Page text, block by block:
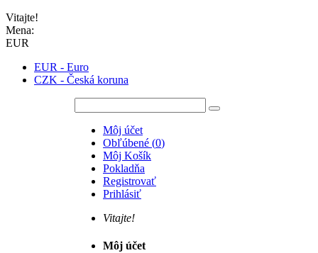
Vitajte!
Mena:
EUR
EUR - Euro
CZK - Česká koruna
Môj účet
Obľúbené (0)
Môj Košík
Pokladňa
Registrovať
Prihlásiť
Vitajte!
Môj účet